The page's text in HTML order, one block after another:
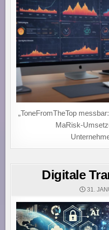
„ToneFromTheTop
MaRisk-
Digitale
31.